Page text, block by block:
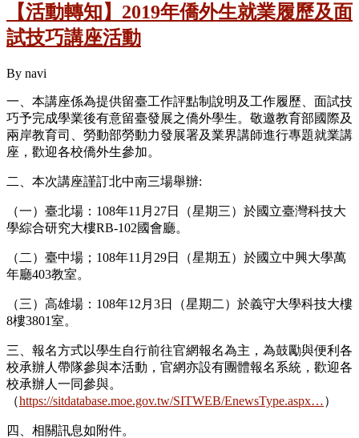
【活動轉知】2019年僑外生就業履歷及面
試技巧講座活動
By navi
一、本講座係為提供留臺工作評點制說明及工作履歷、面試技
巧予完成學業後有意留臺發展之僑外學生。敬邀教育部國際及
兩岸教育司、勞動部勞動力發展署及業界講師進行專題就業講
座，歡迎各校僑外生參加。
二、本次講座謹訂北中南三場舉辦:
（一）臺北場：108年11月27日（星期三）於國立臺灣科技大
學綜合研究大樓RB-102國會廳。
（二）臺中場；108年11月29日（星期五）於國立中興大學萬
年廳403教室。
（三）高雄場：108年12月3日（星期二）於義守大學科技大樓
8樓3801室。
三、報名方式以學生自行前往官網報名為主，為鼓勵與便利各
校承辦人帶隊參與本活動，官網亦設有團體報名系統，歡迎各
校承辦人一同參與。
（https://sitdatabase.moe.gov.tw/SITWEB/EnewsType.aspx…）
四、相關訊息如附件。